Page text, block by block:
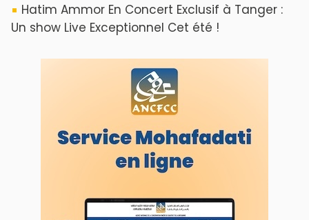
Hatim Ammor En Concert Exclusif à Tanger :
Un show Live Exceptionnel Cet été !